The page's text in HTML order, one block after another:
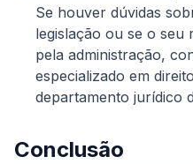
Se houver dúvidas
legislação ou se o seu
pela administração,
especializado em
departamento jurídico
Conclusão